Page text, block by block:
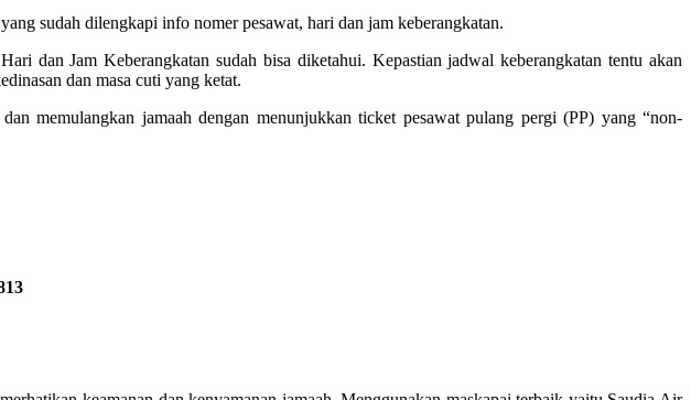
sudah dilengkapi info nomer pesawat, hari dan jam keberangkatan.
dan Jam Keberangkatan sudah bisa diketahui. Kepastian jadwal keberangkatan tentu akan
dan masa cuti yang ketat.
memulangkan jamaah dengan menunjukkan ticket pesawat pulang pergi (PP) yang “non-